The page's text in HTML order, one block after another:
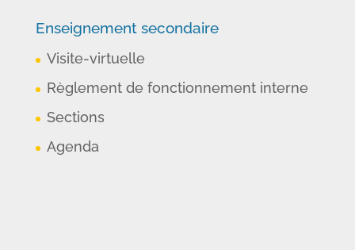
Enseignement secondaire
Visite-virtuelle
Règlement de fonctionnement interne
Sections
Agenda